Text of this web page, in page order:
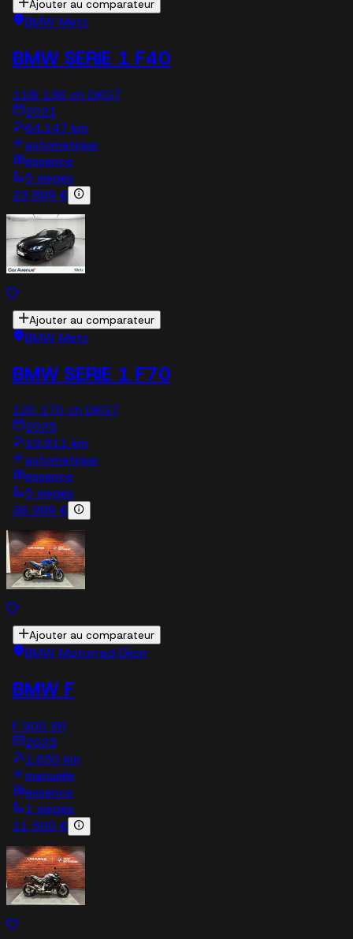
Ajouter au comparateur
BMW Metz
BMW SERIE 1 F40
118i 136 ch DKG7
2021
64,147 km
automatique
essence
5 sieges
23 899 €
Ajouter au comparateur
BMW Metz
BMW SERIE 1 F70
120 170 ch DKG7
2025
19,811 km
automatique
essence
5 sieges
36 999 €
Ajouter au comparateur
BMW Motorrad Dijon
BMW F
F 900 XR
2023
1,650 km
manuelle
essence
1 sieges
11 500 €